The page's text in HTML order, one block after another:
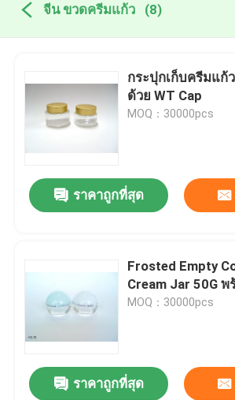
จีน ขวดครีมแก้ว (8)
กระปุกเก็บครีมแก้
ด้วย WT Cap
MOQ：30000pcs
ราคาถูกที่สุด
Frosted Empty
Cream Jar 50G พ
MOQ：30000pcs
ราคาถูกที่สุด